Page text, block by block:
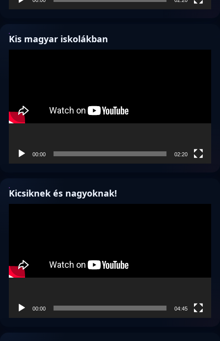
Kis magyar iskolákban
00:00 02:20
Kicsiknek és nagyoknak!
00:00 04:45